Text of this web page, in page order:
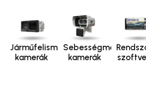
Járműfelismerő
kamerák
Sebességmérő
kamerák